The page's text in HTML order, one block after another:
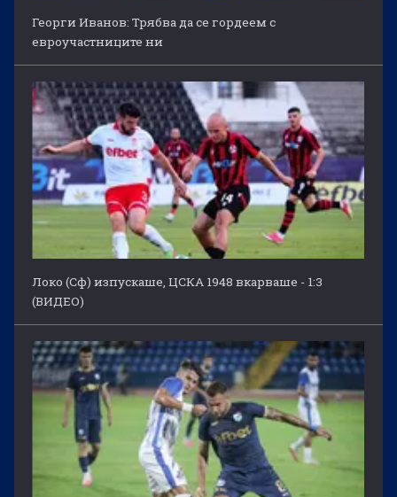
Георги Иванов: Трябва да се гордеем с
евроучастниците ни
Локо (Сф) изпускаше, ЦСКА 1948 вкарваше - 1:3
(ВИДЕО)